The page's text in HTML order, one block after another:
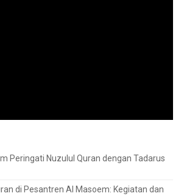
Peringati Nuzulul Quran dengan Tadarus
di Pesantren Al Masoem: Kegiatan dan